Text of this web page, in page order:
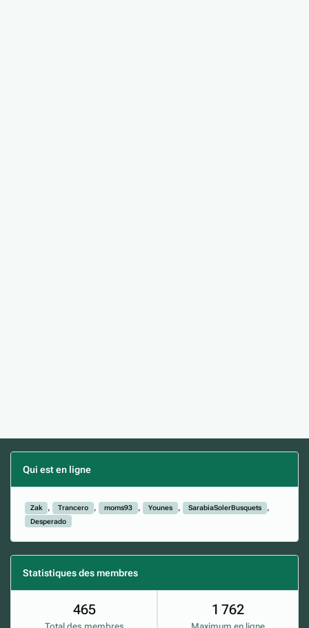
Qui est en ligne
Zak Trancero moms93 Younes
SarabiaSolerBusquets
Desperado
Statistiques des membres
465 1 762